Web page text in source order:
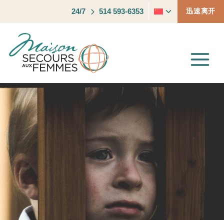
24/7 514 593-6353
切
换
迅速离开